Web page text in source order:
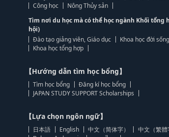
Công học
Nông Thủy sản
Tìm nơi du học mà có thể học ngành Khối tổng
hội)
Đào tạo giảng viên, Giáo dục
Khoa học đời sống
Khoa học tổng hợp
【Hướng dẫn tìm học bổng】
Tìm học bổng
Đăng kí học bổng
JAPAN STUDY SUPPORT Scholarships
【Lựa chọn ngôn ngữ】
日本語 English 中文（简体字） 中文（繁體